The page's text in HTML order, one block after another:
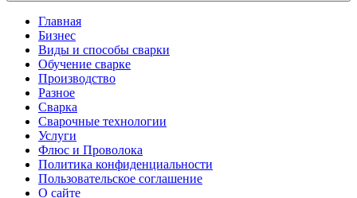
Главная
Бизнес
Виды и способы сварки
Обучение сварке
Производство
Разное
Сварка
Сварочные технологии
Услуги
Флюс и Проволока
Политика конфиденциальности
Пользовательское соглашение
О сайте